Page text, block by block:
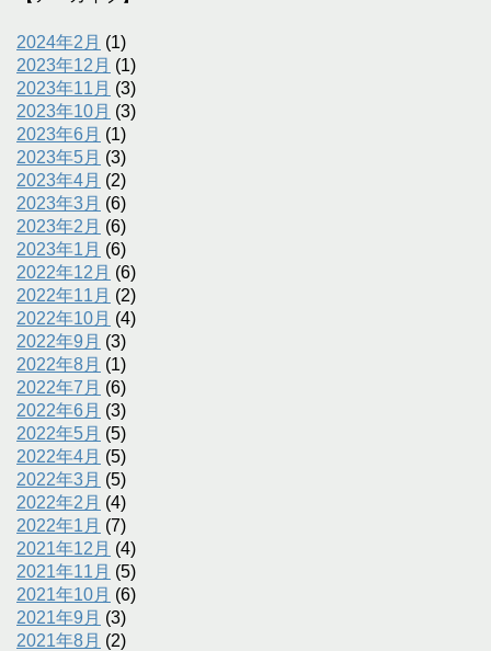
2024年2月 (1)
2023年12月 (1)
2023年11月 (3)
2023年10月 (3)
2023年6月 (1)
2023年5月 (3)
2023年4月 (2)
2023年3月 (6)
2023年2月 (6)
2023年1月 (6)
2022年12月 (6)
2022年11月 (2)
2022年10月 (4)
2022年9月 (3)
2022年8月 (1)
2022年7月 (6)
2022年6月 (3)
2022年5月 (5)
2022年4月 (5)
2022年3月 (5)
2022年2月 (4)
2022年1月 (7)
2021年12月 (4)
2021年11月 (5)
2021年10月 (6)
2021年9月 (3)
2021年8月 (2)